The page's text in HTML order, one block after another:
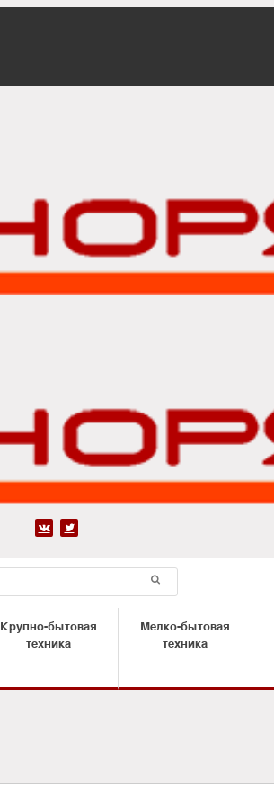
 
Крупно-бытовая
техника
Мелко-бытовая
техника